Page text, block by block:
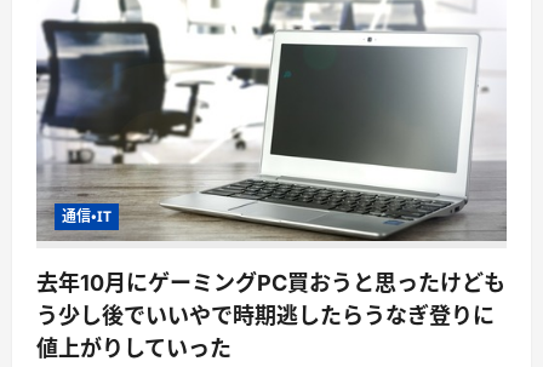
通信・IT
去年10月にゲーミングPC買おうと思ったけども
う少し後でいいやで時期逃したらうなぎ登りに
値上がりしていった